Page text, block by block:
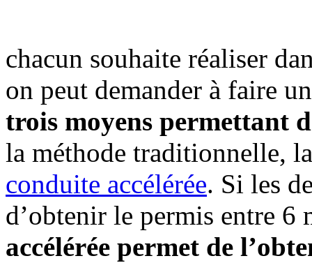
chacun souhaite réaliser
on peut demander à faire
trois moyens permettant
la méthode traditionnelle,
conduite accélérée. Si les
d’obtenir le permis entre 6
accélérée permet de